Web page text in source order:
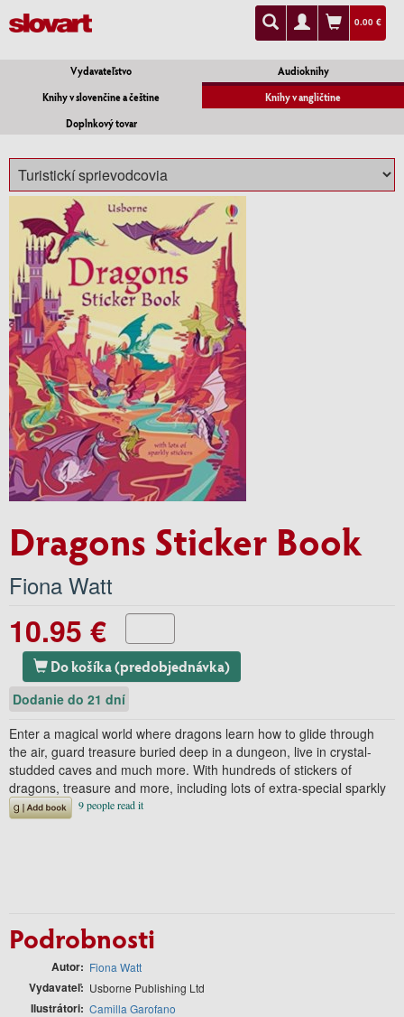
0.00 €
Vydavateľstvo
Audioknihy
Knihy v slovenčine a češtine
Knihy v angličtine
Doplnkový tovar
Dragons Sticker Book
Fiona Watt
10.95 €
Do košíka (predobjednávka)
Dodanie do 21 dní
Enter a magical world where dragons learn how to glide through
the air, guard treasure buried deep in a dungeon, live in crystal-
studded caves and much more. With hundreds of stickers of
dragons, treasure and more, including lots of extra-special sparkly
Podrobnosti
Autor Fiona Watt
Vydavateľ Usborne Publishing Ltd
Ilustrátori Camilla Garofano